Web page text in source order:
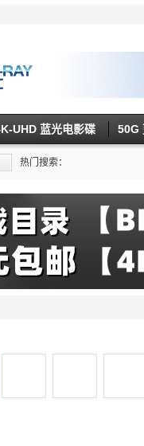
UHD 蓝光电影碟 50G
热门搜索：